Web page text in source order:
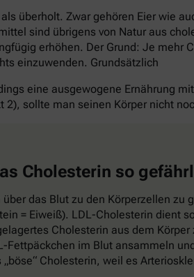
überholt. Zwar gehören Eier wie
sind übrigens von Natur aus
erhöhen. Der Grund: Je mehr
einzuwenden. Grundsätzlich
eine ausgewogene Ernährung
2), sollte man seinen Körper nicht
Cholesterin so
über das Blut zu den Körperzellen zu
= Eiweiß). LDL-Cholesterin dient
Cholesterin aus dem
Fettpäckchen im Blut ansammeln
„böse“ Cholesterin, weil es